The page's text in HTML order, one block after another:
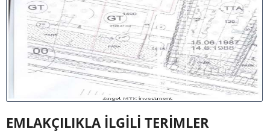
VITRIN İLANLAR
EMLAKÇILIKLA İLGİLİ TERİMLER